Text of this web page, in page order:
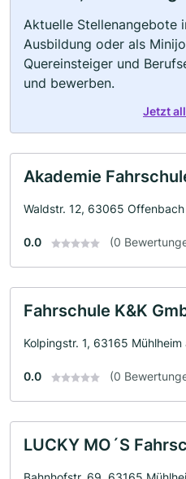
Aktuelle Stellenangebote
Ausbildung oder als
Quereinsteiger und
und bewerben.
Jetzt
Akademie
Waldstr. 12, 63065
0.0 (0
Fahrschule K&K
Kolpingstr. 1, 63165 Mühlheim
0.0 (0
LUCKY MO´S